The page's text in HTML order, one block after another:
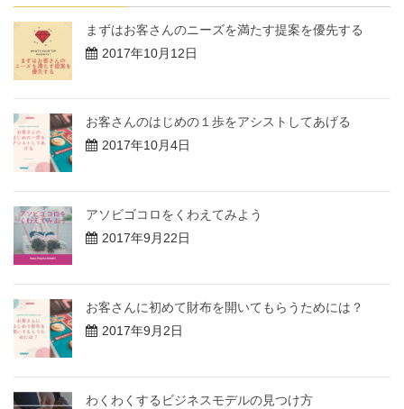
まずはお客さんのニーズを満たす提案を優先する
2017年10月12日
お客さんのはじめの１歩をアシストしてあげる
2017年10月4日
アソビゴコロをくわえてみよう
2017年9月22日
お客さんに初めて財布を開いてもらうためには？
2017年9月2日
わくわくするビジネスモデルの見つけ方